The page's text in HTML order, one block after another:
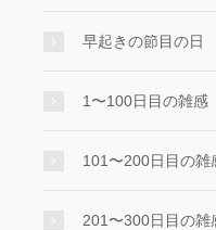
早起きの節目の日
1〜100日目の雑感
101〜200日目の雑
201〜300日目の雑